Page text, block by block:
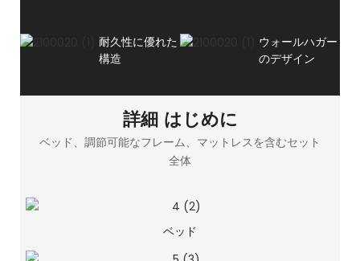
耐久性に優れた
構造
ウォールハガー
のデザイン
詳細 はじめに
ベッド、調節可能なフレーム、マットレスを含むセット
全体
ベッド